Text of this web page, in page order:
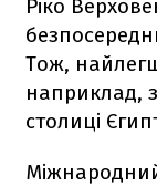
Ріко
Тож,
наприклад,
столиці